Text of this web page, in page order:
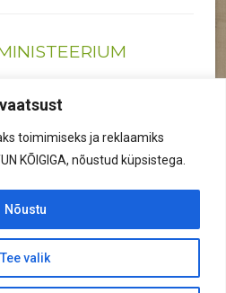
toimimiseks ja reklaamiks
KÕIGIGA, nõustud küpsistega.
Tee valik
Nõustu
nr: 12041719